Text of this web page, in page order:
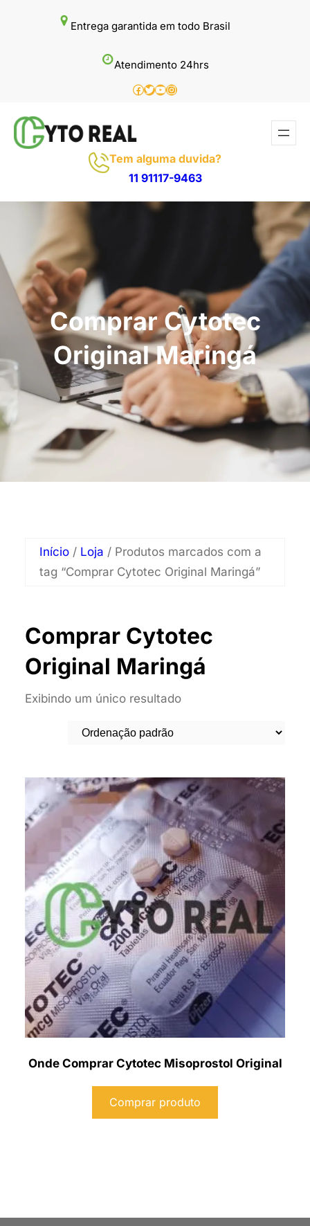
Entrega garantida em todo Brasil
Atendimento 24hrs
Facebook
Twitter
Youtube
Instagram
Tem alguma duvida?
11 91117-9463
Comprar Cytotec
Original Maringá
Início / Loja / Produtos marcados com a
tag “Comprar Cytotec Original Maringá”
Comprar Cytotec
Original Maringá
Exibindo um único resultado
Onde Comprar Cytotec Misoprostol Original
Comprar produto